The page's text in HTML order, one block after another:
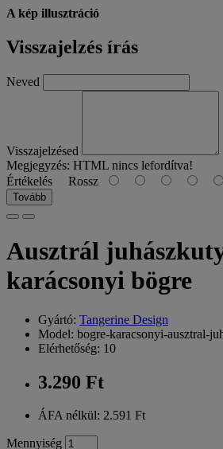
A kép illusztráció
Visszajelzés írás
Neved
Visszajelzésed
Megjegyzés: HTML nincs lefordítva!
Értékelés Rossz
Tovább
Ausztrál
karácsonyi bögre
Gyártó: Tangerine Design
Model: bogre-karacsonyi-ausztral-
Elérhetőség: 10
3.290 Ft
ÁFA nélkül: 2.591 Ft
Mennyiség